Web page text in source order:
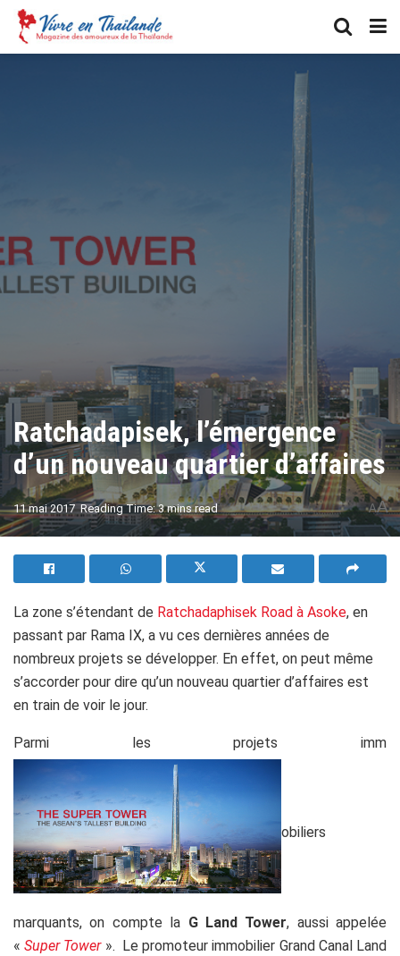
Ratchadapisek, l’émergence
d’un nouveau quartier d’affaires
11 mai 2017 Reading Time: 3 mins read AA
La zone s’étendant de Ratchadaphisek Road à Asoke, en
passant par Rama IX, a vu ces dernières années de
nombreux projets se développer. En effet, on peut même
s’accorder pour dire qu’un nouveau quartier d’affaires est
en train de voir le jour.
Parmi les projets imm
obiliers
marquants, on compte la G Land Tower, aussi appelée
« Super Tower ». Le promoteur immobilier Grand Canal Land